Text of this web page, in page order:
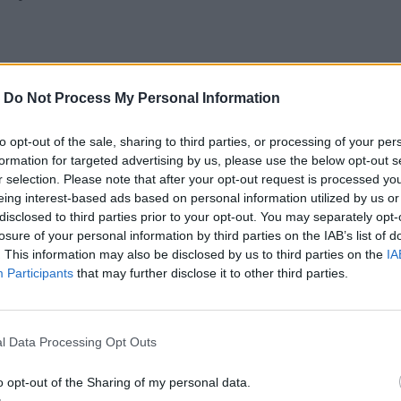
Do Not Process My Personal Information
opt-out of the sale, sharing to third parties, or processing of your
for targeted advertising by us, please use the below opt-out
selection. Please note that after your opt-out request is processed
interest-based ads based on personal information utilized by us
to third parties prior to your opt-out. You may separately
of your personal information by third parties on the IAB’s list of
This information may also be disclosed by us to third parties on the
Participants that may further disclose it to other third parties.
Data Processing Opt Outs
opt-out of the Sharing of my personal data.
brzmi: kto tym razem z osób światowej
w Poznań Congress Center jako top
z gości specjalnych będzie Justin
Partii Kanady, którego można
polityce.
Amal Clooney
, adwokatki biorącej
czy Juliana Assange, prywatnie żony
również Jessie Inchauspé
nazywana "Glukozową Boginią" z